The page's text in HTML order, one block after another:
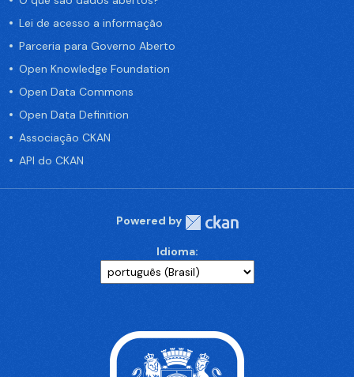
Lei de acesso a informação
Parceria para Governo Aberto
Open Knowledge Foundation
Open Data Commons
Open Data Definition
Associação CKAN
API do CKAN
Powered by
Idioma